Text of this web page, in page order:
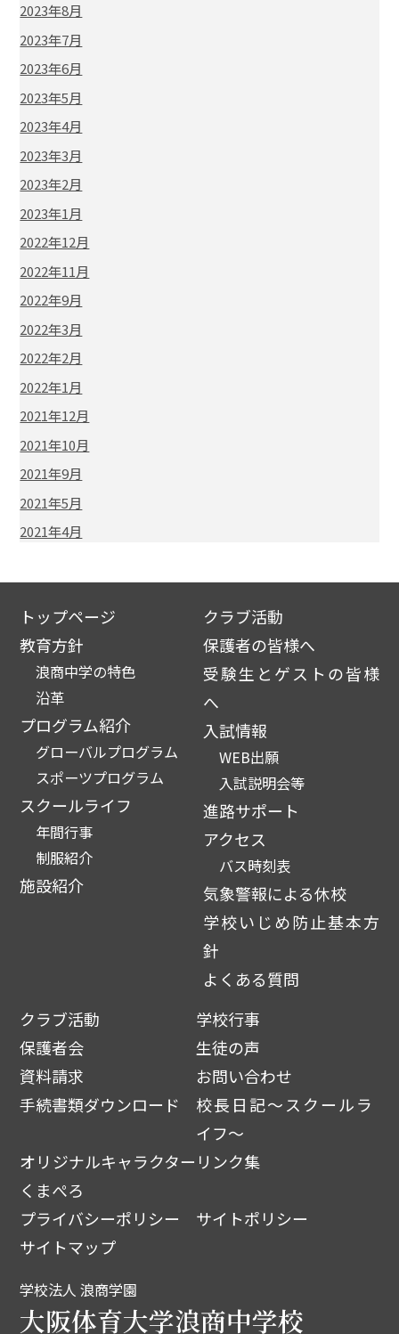
2023年8月
2023年7月
2023年6月
2023年5月
2023年4月
2023年3月
2023年2月
2023年1月
2022年12月
2022年11月
2022年9月
2022年3月
2022年2月
2022年1月
2021年12月
2021年10月
2021年9月
2021年5月
2021年4月
トップページ
教育方針
浪商中学の特色
沿革
プログラム紹介
グローバルプログラム
スポーツプログラム
スクールライフ
年間行事
制服紹介
施設紹介
クラブ活動
保護者の皆様へ
受験生とゲストの皆様
へ
入試情報
WEB出願
入試説明会等
進路サポート
アクセス
バス時刻表
気象警報による休校
学校いじめ防止基本方
針
よくある質問
クラブ活動
学校行事
保護者会
生徒の声
資料請求
お問い合わせ
手続書類ダウンロード
校長日記～スクールラ
イフ～
オリジナルキャラクター
くまぺろ
リンク集
プライバシーポリシー
サイトポリシー
サイトマップ
学校法人 浪商学園
大阪体育大学浪商中学校